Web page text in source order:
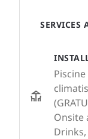
SERVICES
Onsite